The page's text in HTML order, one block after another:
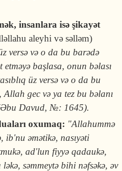
insanlara isə şikayət
aleyhi və səlləm)
versə və o da bu barədə
başlasa, onun bəlası
üz versə və o da bu
gec və ya tez bu bəlanı
Davud, №: 1645).
oxumaq: "Allahummə
əmətikə, nasıyəti
ad'lun fiyyə qada­ukə,
səm­meytə bihi nəfsəkə, əv